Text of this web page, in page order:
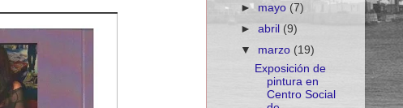
► mayo (7)
►abril(9)
▼ marzo (19)
Exposición de
pintura en
Centro Social